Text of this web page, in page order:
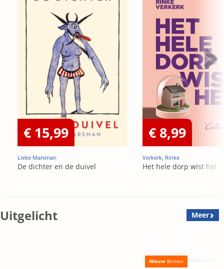
€ 15,99
Lieke Marsman
De dichter en de duivel
€ 8,99
Verkerk, Rinke
Het hele dorp wist het
Uitgelicht Meer
Nieuw Binnen